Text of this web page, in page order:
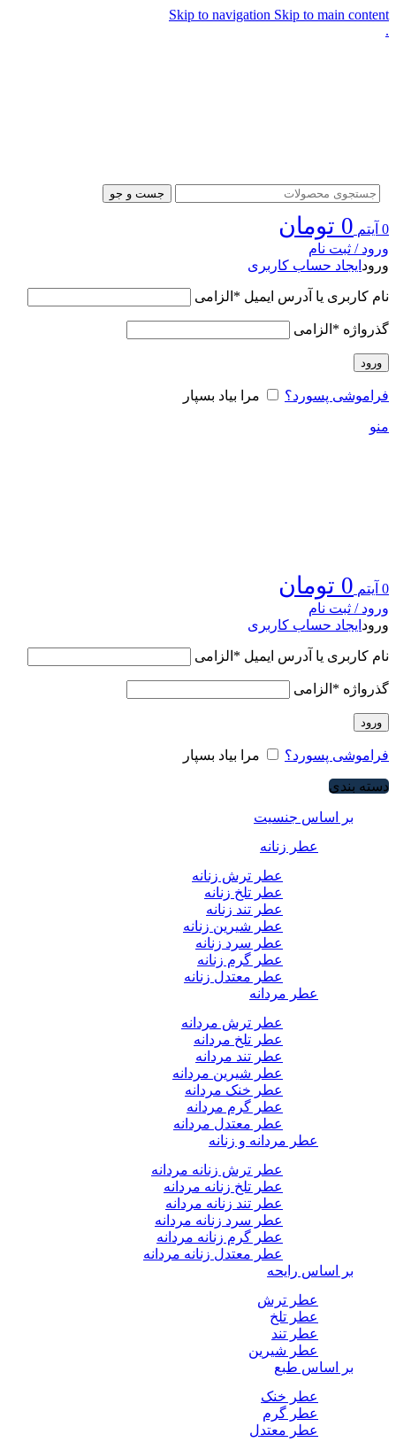
Skip to navigation Skip to main content
.
جست و جو
0 آیتم 0 تومان
ورود / ثبت نام
ورود ایجاد حساب کاربری
نام کاربری یا آدرس ایمیل * الزامی
گذرواژه * الزامی
ورود
فراموشی پسورد؟ مرا بیاد بسپار
منو
0 آیتم 0 تومان
ورود / ثبت نام
ورود ایجاد حساب کاربری
نام کاربری یا آدرس ایمیل * الزامی
گذرواژه * الزامی
ورود
فراموشی پسورد؟ مرا بیاد بسپار
دسته بندی
بر اساس جنسیت
عطر زنانه
عطر ترش زنانه
عطر تلخ زنانه
عطر تند زنانه
عطر شیرین زنانه
عطر سرد زنانه
عطر گرم زنانه
عطر معتدل زنانه
عطر مردانه
عطر ترش مردانه
عطر تلخ مردانه
عطر تند مردانه
عطر شیرین مردانه
عطر خنک مردانه
عطر گرم مردانه
عطر معتدل مردانه
عطر مردانه و زنانه
عطر ترش زنانه مردانه
عطر تلخ زنانه مردانه
عطر تند زنانه مردانه
عطر سرد زنانه مردانه
عطر گرم زنانه مردانه
عطر معتدل زنانه مردانه
بر اساس رایحه
عطر ترش
عطر تلخ
عطر تند
عطر شیرین
بر اساس طبع
عطر خنک
عطر گرم
عطر معتدل